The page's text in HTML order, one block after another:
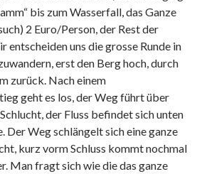
bis zum Wasserfall, das Ganze
2 Euro/Person, der Rest der
entscheiden uns die grosse Runde in
erst den Berg hoch, durch
zurück. Nach einem
geht es los, der Weg führt über
der Fluss befindet sich unten
Der Weg schlängelt sich eine ganze
kurz vorm Schluss kommt nochmal
Man fragt sich wie die das ganze